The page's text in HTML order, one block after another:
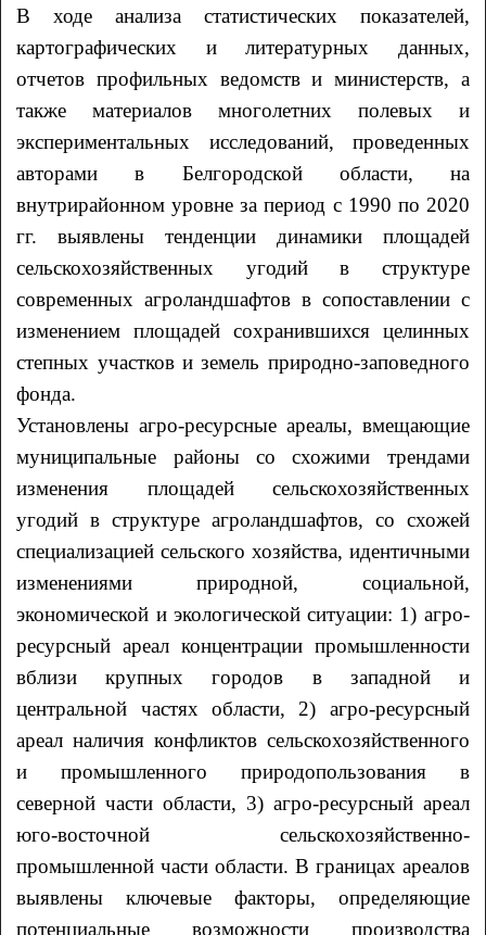
В ходе анализа статистических показателей,
картографических и литературных данных,
отчетов профильных ведомств и министерств, а
также материалов многолетних полевых и
экспериментальных исследований, проведенных
авторами в Белгородской области, на
внутрирайонном уровне за период с 1990 по 2020
гг. выявлены тенденции динамики площадей
сельскохозяйственных угодий в структуре
современных агроландшафтов в сопоставлении с
изменением площадей сохранившихся целинных
степных участков и земель природно-заповедного
фонда.
Установлены агро-ресурсные ареалы, вмещающие
муниципальные районы со схожими трендами
изменения площадей сельскохозяйственных
угодий в структуре агроландшафтов, со схожей
специализацией сельского хозяйства, идентичными
изменениями природной, социальной,
экономической и экологической ситуации: 1) агро-
ресурсный ареал концентрации промышленности
вблизи крупных городов в западной и
центральной частях области, 2) агро-ресурсный
ареал наличия конфликтов сельскохозяйственного
и промышленного природопользования в
северной части области, 3) агро-ресурсный ареал
юго-восточной сельскохозяйственно-
промышленной части области. В границах ареалов
выявлены ключевые факторы, определяющие
потенциальные возможности производства